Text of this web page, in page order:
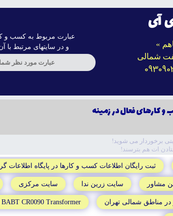
آی
»
نفت شمالی
عبارت مربوط به کسب و
و در سایتهای مرتبط با
كارهاى فعال در زمينه
برخوردار مى شويد!
ات هم بترسند!
ثبت رايگان اطلاعات کسب و کارها در پايگاه اطلاعات
مشاور سايت زرين ندا سايت مرکزى
در مناطق شمالى تهران CR0090 Transformer